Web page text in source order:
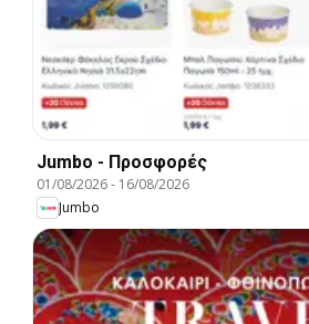
Jumbo - Προσφορές
01/08/2026- 16/08/2026
Jumbo